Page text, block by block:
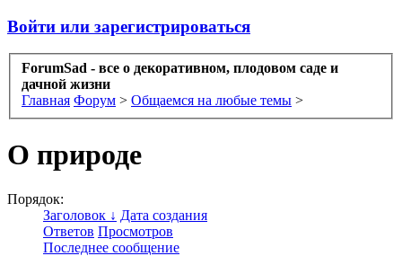
Войти или зарегистрироваться
ForumSad - все о декоративном, плодовом саде и
дачной жизни
Главная Форум > Общаемся на любые темы >
О природе
Порядок:
Заголовок ↓ Дата создания
Ответов Просмотров
Последнее сообщение